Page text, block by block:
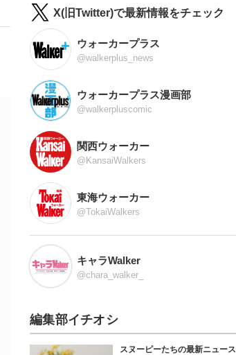
X(旧Twitter)で最新情報をチェック
ウォーカープラス
@walkerplus_news
ウォーカープラス漫画部
@walkerpluscomic
関西ウォーカー
@KansaiWalkers
東海ウォーカー
@TokaiWalkers
キャラWalker
@chara_walker_
編集部イチオシ
スヌーピーたちの最新ニュース